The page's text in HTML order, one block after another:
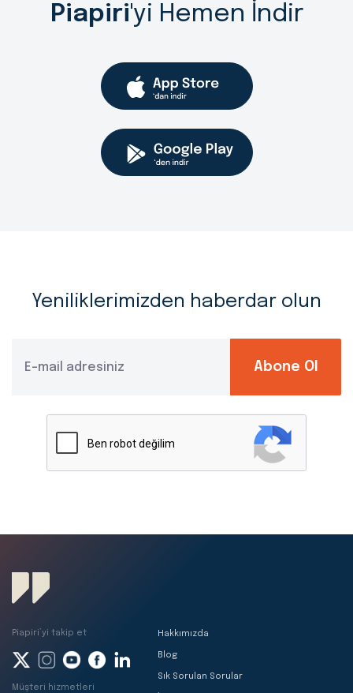
Piapiri'yi Hemen İndir
Yeniliklerimizden haberdar olun
Abone Ol
Hakkımızda
Blog
Sık Sorulan Sorular
Piapiri’yi takip et
Müşteri hizmetleri